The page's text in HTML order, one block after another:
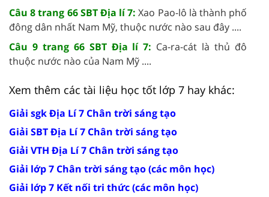
Câu 8 trang 66 SBT Địa lí 7:Xao Pao-lô là thành phố
đông dân nhất Nam Mỹ, thuộc nước nào sau đây ....
Câu 9 trang 66 SBT Địa lí 7: Ca-ra-cát là thủ đô
thuộc nước nào của Nam Mỹ ....
Xem thêm các tài liệu học tốt lớp 7 hay khác:
Giải sgk Địa Lí 7 Chân trời sáng tạo
Giải SBT Địa Lí 7 Chân trời sáng tạo
Giải VTH Địa Lí 7 Chân trời sáng tạo
Giải lớp 7 Chân trời sáng tạo (các môn học)
Giải lớp 7 Kết nối tri thức (các môn học)